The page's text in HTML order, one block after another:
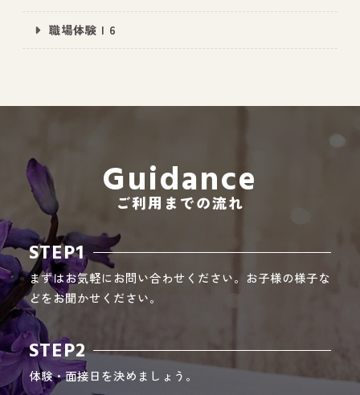
All Peace｜オールピース
職場体験 | 6
Guidance
ご利用までの流れ
STEP1
まずはお気軽にお問い合わせください。お子様の様子な
どをお聞かせください。
STEP2
体験・面接日を決めましょう。